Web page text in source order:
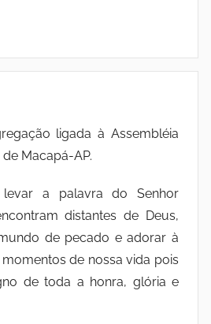
ligada à Assembléia
Macapá-AP.
a palavra do Senhor
distantes de Deus,
de pecado e adorar à
de nossa vida pois
de toda a honra, glória e